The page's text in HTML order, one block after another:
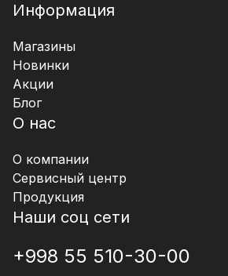
Информация
Магазины
Новинки
Акции
Блог
О нас
О компании
Сервисный центр
Продукция
Наши соц сети
+998 55 510-30-00